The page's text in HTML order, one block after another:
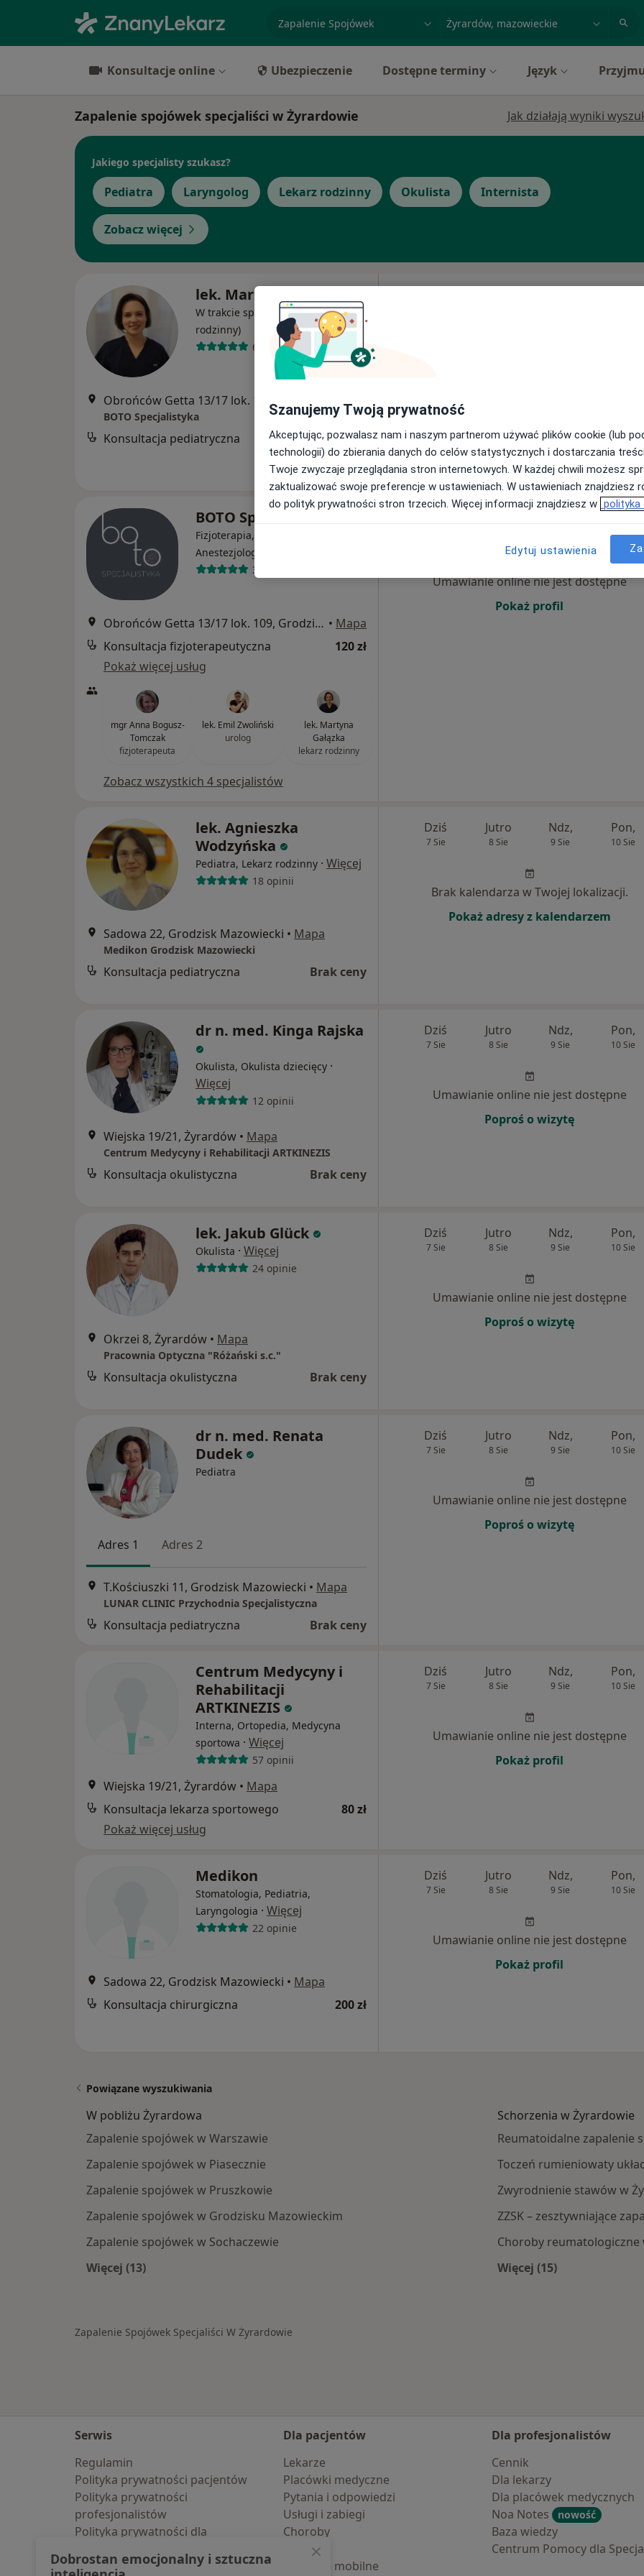
specjalizacja, badanie lub nazwiskomiasto lub dzielnica
Konsultacje online Ubezpieczenie Dostępne terminy Język
Zapalenie spojówek specjaliści w Żyrardowie Jak działają wyniki
Jakiego specjalisty szukasz?
Pediatra Laryngolog Lekarz rodzinny Okulista Internista
Zobacz więcej
lek. Martyna Gałązka
W trakcie specjalizacji (Lekarz
rodzinny)
6 opinii
Mapa
BOTO Specjalistyka
Konsultacja pediatryczna 180 zł
BOTO Specjalistyka
Fizjoterapia, Fizjoterapia dziecięca,
Anestezjologia
38 opinii
Obrońców Getta 13/17 lok. 109, Grodzisk Mazowiecki • Mapa
Konsultacja fizjoterapeutyczna
120 zł
Pokaż więcej usług
mgr Anna Bogusz-
Tomczak
fizjoterapeuta
lek. Emil Zwoliński
urolog
lek. Martyna
Gałązka
lekarz rodzinny
Zobacz wszystkich 4 specjalistów
Umawianie online nie jest dostępne
Pokaż profil
lek. Agnieszka
Wodzyńska
Pediatra, Lekarz rodzinny · Więcej
18 opinii
Sadowa 22, Grodzisk Mazowiecki • Mapa
Medikon Grodzisk Mazowiecki
Konsultacja pediatryczna Brak ceny
Dziś
7 Sie
Jutro
8 Sie
Ndz,
9 Sie
Pon,
10 Sie
Brak kalendarza w Twojej lokalizacji.
Pokaż adresy z kalendarzem
dr n. med. Kinga Rajska
Okulista, Okulista dziecięcy ·
Więcej
12 opinii
Wiejska 19/21, Żyrardów • Mapa
Centrum Medycyny i Rehabilitacji ARTKINEZIS
Konsultacja okulistyczna Brak ceny
Dziś
7 Sie
Jutro
8 Sie
Ndz,
9 Sie
Pon,
10 Sie
Umawianie online nie jest dostępne
Poproś o wizytę
lek. Jakub Glück
Okulista · Więcej
24 opinie
Okrzei 8, Żyrardów • Mapa
Pracownia Optyczna "Różański s.c."
Konsultacja okulistyczna Brak ceny
Dziś
7 Sie
Jutro
8 Sie
Ndz,
9 Sie
Pon,
10 Sie
Umawianie online nie jest dostępne
Poproś o wizytę
dr n. med. Renata
Dudek
Pediatra
Adres 1 Adres 2
T.Kościuszki 11, Grodzisk Mazowiecki • Mapa
LUNAR CLINIC Przychodnia Specjalistyczna
Konsultacja pediatryczna Brak ceny
Dziś
7 Sie
Jutro
8 Sie
Ndz,
9 Sie
Pon,
10 Sie
Umawianie online nie jest dostępne
Poproś o wizytę
Centrum Medycyny i
Rehabilitacji
ARTKINEZIS
Interna, Ortopedia, Medycyna
sportowa · Więcej
57 opinii
Wiejska 19/21, Żyrardów • Mapa
Konsultacja lekarza sportowego
80 zł
Pokaż więcej usług
Dziś
7 Sie
Jutro
8 Sie
Ndz,
9 Sie
Pon,
10 Sie
Umawianie online nie jest dostępne
Pokaż profil
Medikon
Stomatologia, Pediatria,
Laryngologia · Więcej
22 opinie
Sadowa 22, Grodzisk Mazowiecki • Mapa
Konsultacja chirurgiczna
200 zł
Dziś
7 Sie
Jutro
8 Sie
Ndz,
9 Sie
Pon,
10 Sie
Umawianie online nie jest dostępne
Pokaż profil
Powiązane wyszukiwania
W pobliżu Żyrardowa
Zapalenie spojówek w Warszawie
Zapalenie spojówek w Piasecznie
Zapalenie spojówek w Pruszkowie
Zapalenie spojówek w Grodzisku Mazowieckim
Zapalenie spojówek w Sochaczewie
Więcej (13)
Schorzenia w Żyrardowie
Reumatoidalne zapalenie
Toczeń rumieniowaty
Zwyrodnienie stawów w
ZZSK – zesztywniające
Choroby reumatologiczne
Więcej (15)
Zapalenie Spojówek Specjaliści W Żyrardowie
Serwis
Regulamin
Polityka prywatności pacjentów
Polityka prywatności
profesjonalistów
Polityka prywatności dla
pozyskaliśmy samodzielnie
Dla pacjentów
Lekarze
Placówki medyczne
Pytania i odpowiedzi
Usługi i zabiegi
Choroby
Pomoc
Aplikacje mobilne
Dla profesjonalistów
Cennik
Dla lekarzy
Dla placówek medycznych
Noa Notes
nowość
Baza wiedzy
Centrum Pomocy dla
Szanujemy Twoją prywatność
Akceptując, pozwalasz nam i naszym partnerom używać plików cookie (lub
technologii) do zbierania danych do celów statystycznych i dostarczania
Twoje zwyczaje przeglądania stron internetowych. W każdej chwili możesz
zaktualizować swoje preferencje w ustawieniach. W ustawieniach znajdziesz
do polityk prywatności stron trzecich. Więcej informacji znajdziesz w polityka
Edytuj ustawienia
Dobrostan emocjonalny i sztuczna